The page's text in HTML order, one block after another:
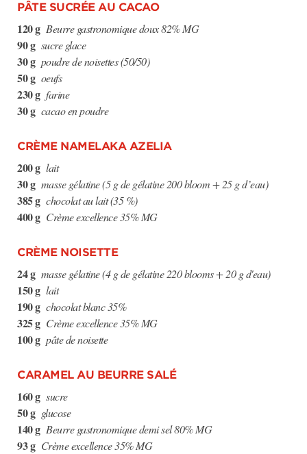
PÂTE SUCRÉE AU CACAO
120 g Beurre gastronomique doux 82% MG
90 g sucre glace
30 g poudre de noisettes (50/50)
50 g oeufs
230 g farine
30 g cacao en poudre
CRÈME NAMELAKA AZELIA
200 g lait
30 g masse gélatine (5 g de gélatine 200 bloom + 25 g d’eau)
385 g chocolat au lait (35 %)
400 g Crème excellence 35% MG
CRÈME NOISETTE
24 g masse gélatine (4 g de gélatine 220 blooms + 20 g d'eau)
150 g lait
190 g chocolat blanc 35%
325 g Crème excellence 35% MG
100 g pâte de noisette
CARAMEL AU BEURRE SALÉ
160 g sucre
50 g glucose
140 g Beurre gastronomique demi sel 80% MG
93 g Crème excellence 35% MG